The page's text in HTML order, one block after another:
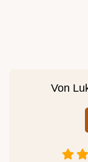
Von